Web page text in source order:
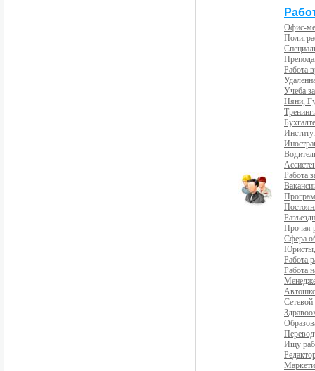
Офис-
Работа
Учеба
Няни,
Работа
Прочая
Сфера
Юристы,
Работа
Работа
Сетевой
Ищу